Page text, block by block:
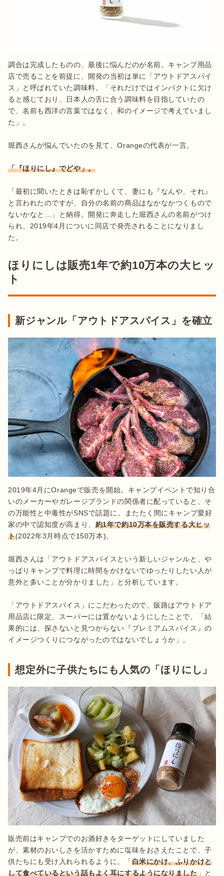
調合は完成したものの、最後に悩んだのが名前。キャンプ用品
店で売ることを前提に、開発の当初は単に「アウトドアスパイ
ス」と呼ばれていた調味料。「それだけではインパクトに欠け
ると感じており、日本人の舌に合う調味料を目指していたの
で、名前も西洋の言葉ではなく、和のイメージで考えていまし
た」。
堀西さんが悩んでいたのを見て、Orangeの代表が一言。
「『ほりにし』でどや」。
「最初に聞いたときは恥ずかしくて、妻にも『なんや、それ』
と言われたのですが、自分の名前の商品はなかなかつくもので
ないかなと…」と納得。開発に奔走した堀西さんの名前がつけ
られ、2019年4月についに同店で発売されることになりまし
た。
ほりにしは販売1年で約10万本の大ヒッ
ト
新ジャンル「アウトドアスパイス」を確立
2019年4月にOrangeで販売を開始。キャンプイベントで知り合
いのメーカーやガレージブランドの関係者に配っていると、そ
の万能性と中毒性がSNSで話題に。またたく間にキャンプ愛好
家の中で認知度が高まり、 約1年で約10万本を販売する大ヒッ
ト(2022年3月時点で150万本)。
堀西さんは「アウトドアスパイスという新しいジャンルと、や
っぱりキャンプで料理に時間をかけないでゆったりしたい人が
意外と多いことが分かりました」と分析しています。
「アウトドアスパイス」にこだわったので、販路はアウトドア
用品店に限定。スーパーには置かないようにしたことで、「結
果的には、探さないと見つからない『プレミアムスパイス』の
イメージつくりにつながったのではないでしょうか」。
想定外に子供たちにも人気の「ほりにし」
販売前はキャンプでのお酒好きをターゲットにしていました
が、素材のおいしさを活かすために塩味をおさえたことで、子
供たちにも受け入れられるように。「白米にかけ、ふりかけと
して食べているという話もよく耳にするようになりました」と